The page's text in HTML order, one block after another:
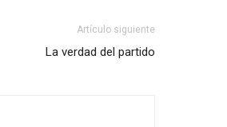
Artículo siguiente
La verdad del partido